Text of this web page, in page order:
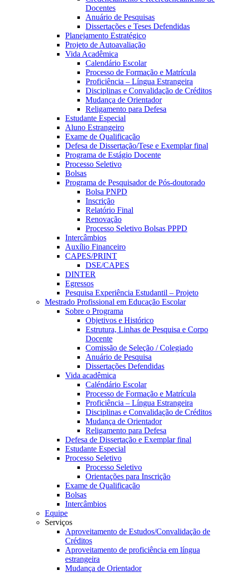
Docentes
Anuário de Pesquisas
Dissertações e Teses Defendidas
Planejamento Estratégico
Projeto de Autoavaliação
Vida Acadêmica
Calendário Escolar
Processo de Formação e Matrícula
Proficiência – Língua Estrangeira
Disciplinas e Convalidação de Créditos
Mudança de Orientador
Religamento para Defesa
Estudante Especial
Aluno Estrangeiro
Exame de Qualificação
Defesa de Dissertação/Tese e Exemplar final
Programa de Estágio Docente
Processo Seletivo
Bolsas
Programa de Pesquisador de Pós-doutorado
Bolsa PNPD
Inscrição
Relatório Final
Renovação
Processo Seletivo Bolsas PPPD
Intercâmbios
Auxílio Financeiro
CAPES/PRINT
DSE/CAPES
DINTER
Egressos
Pesquisa Experiência Estudantil – Projeto
Mestrado Profissional em Educação Escolar
Sobre o Programa
Objetivos e Histórico
Estrutura, Linhas de Pesquisa e Corpo
Docente
Comissão de Seleção / Colegiado
Anuário de Pesquisa
Dissertações Defendidas
Vida acadêmica
Caléndário Escolar
Processo de Formação e Matrícula
Proficiência – Língua Estrangeira
Disciplinas e Convalidação de Créditos
Mudança de Orientador
Religamento para Defesa
Defesa de Dissertação e Exemplar final
Estudante Especial
Processo Seletivo
Processo Seletivo
Orientações para Inscrição
Exame de Qualificação
Bolsas
Intercâmbios
Equipe
Serviços
Aproveitamento de Estudos/Convalidação de
Créditos
Aproveitamento de proficiência em língua
estrangeira
Mudança de Orientador